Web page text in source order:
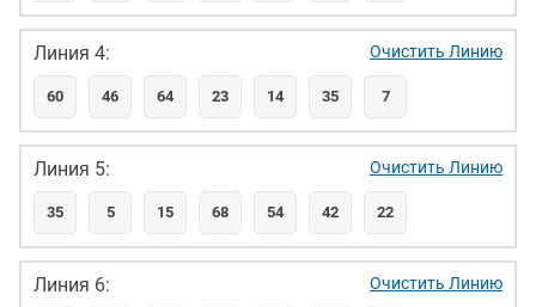
Линия 4:
60 46 64 23 14 35 7
Очистить Линию
Линия 5:
35 5 15 68 54 42 22
Очистить Линию
Линия 6: Очистить Линию